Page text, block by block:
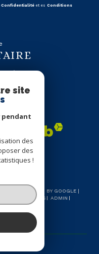
Confidentialité et es Conditions
POWERED BY GOOGLE |
LÉGALES
ADMIN
COOKIES
site
pendant
des
des
!